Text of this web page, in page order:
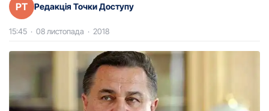
РТ Редакція Точки Доступу
15:45 · 08 листопада · 2018